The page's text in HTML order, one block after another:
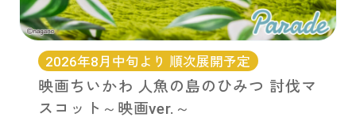
2026年8月中旬より 順次展開予定
映画ちいかわ 人魚の島のひみつ 討伐マ
スコット～映画ver.～